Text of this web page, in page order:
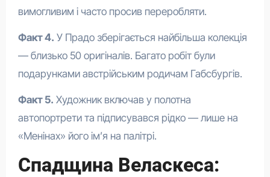
вимогливим і часто просив переробляти.
Факт 4. У Прадо зберігається найбільша колекція
— близько 50 оригіналів. Багато робіт були
подарунками австрійським родичам Габсбургів.
Факт 5. Художник включав у полотна
автопортрети та підписувався рідко — лише на
«Менінах» його ім’я на палітрі.
Спадщина Веласкеса: